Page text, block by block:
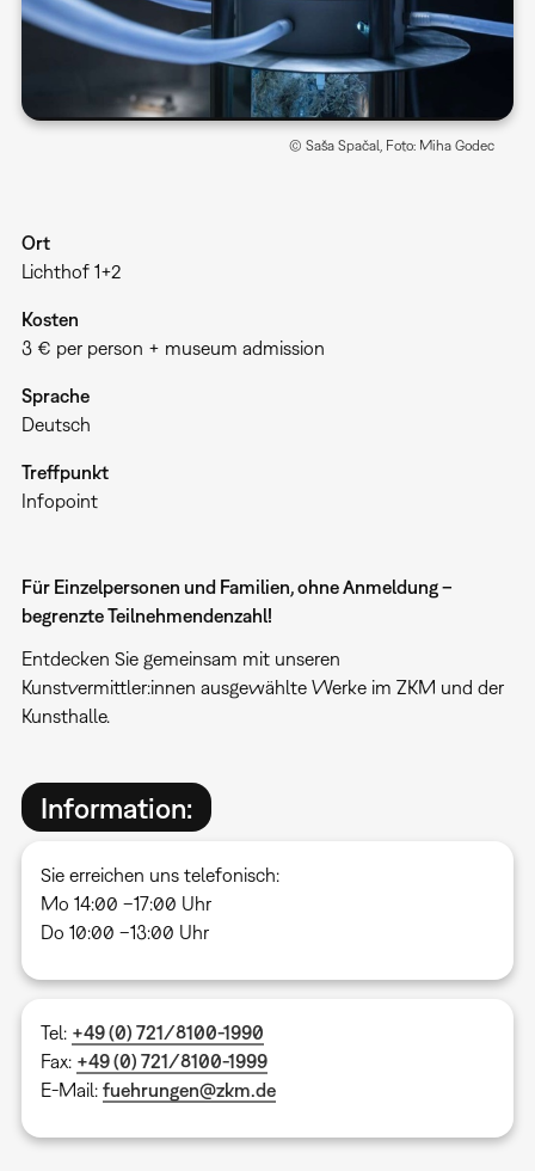
© Saša Spačal, Foto: Miha Godec
Ort
Lichthof 1+2
Kosten
3 € per person + museum admission
Sprache
Deutsch
Treffpunkt
Infopoint
Für Einzelpersonen und Familien, ohne Anmeldung –
begrenzte Teilnehmendenzahl!
Entdecken Sie gemeinsam mit unseren
Kunstvermittler:innen ausgewählte Werke im ZKM und der
Kunsthalle.
Information:
Sie erreichen uns telefonisch:
Mo 14:00 –17:00 Uhr
Do 10:00 –13:00 Uhr
Tel: +49 (0) 721/8100-1990
Fax: +49 (0) 721/8100-1999
E-Mail: fuehrungen@zkm.de